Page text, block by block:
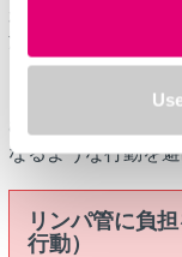
が、リンパ浮腫予
決まった時間に体
どうやってリン
なるような行動を
リンパ管に負
行動）